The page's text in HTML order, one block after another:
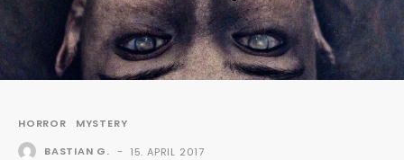
HORROR
MYSTERY
BASTIAN G. - 15. APRIL 2017